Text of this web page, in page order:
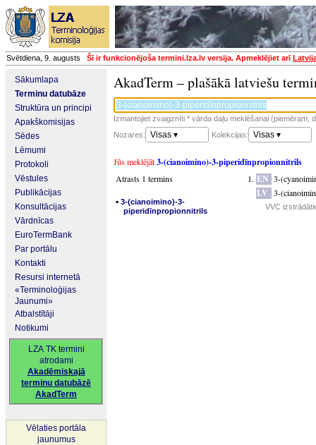
Svētdiena, 9. augusts Šī ir funkcionējoša termini.lza.lv versija. Apmeklējiet arī
Sākumlapa
Terminu datubāze
Struktūra un principi
Apakškomisijas
Sēdes
Lēmumi
Protokoli
Vēstules
Publikācijas
Konsultācijas
Vārdnīcas
EuroTermBank
Par portālu
Kontakti
Resursi internetā
«Terminoloģijas
Jaunumi»
Atbalstītāji
Notikumi
LZA TK termini
atrodami
Akadēmiskajā
terminu datubāzē
AkadTerm
Vēlaties portāla
jaunumus
AkadTerm – plašākā latviešu
Izmantojiet zvaigznīti * vārda daļu meklēšanai (piemēram,
Nozares:
Visas ▾ Kolekcijas: Visas ▾
Jūs meklējāt3-(cianoimino)-3-piperidīnpropionnitrils
Atrasts 1 termins
▪ 3-(cianoimino)-3-
piperidīnpropionnitrils
EN 3-
LV 3-
VVC